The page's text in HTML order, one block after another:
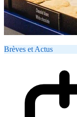
Brèves et Actus